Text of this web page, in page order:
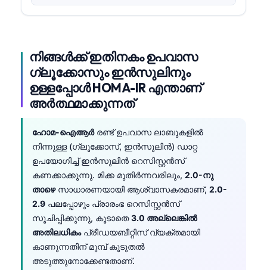
നിങ്ങൾക്ക് ഇതിനകം ഉപവാസ
ഗ്ലൂക്കോസും ഇൻസുലിനും
ഉള്ളപ്പോൾ HOMA-IR എന്താണ്
അർത്ഥമാക്കുന്നത്
ഹോമ-ഐആർരണ്ട് ഉപവാസ ലാബുകളിൽ
നിന്നുള്ള (ഗ്ലൂക്കോസ്, ഇൻസുലിൻ) ഡാറ്റ
ഉപയോഗിച്ച് ഇൻസുലിൻ റെസിസ്റ്റൻസ്
കണക്കാക്കുന്നു. മിക്ക മുതിർന്നവരിലും, 2.0-നു
താഴെസാധാരണയായി ആശ്വാസകരമാണ്, 2.0-
2.9 പലപ്പോഴും പ്രാരംഭ റെസിസ്റ്റൻസ്
സൂചിപ്പിക്കുന്നു, കൂടാതെ3.0 അല്ലെങ്കിൽ
അതിലധികംപ്രീഡയബീറ്റിസ് വ്യക്തമായി
കാണുന്നതിന് മുമ്പ് കൂടുതൽ
അടുത്തുനോക്കേണ്ടതാണ്.